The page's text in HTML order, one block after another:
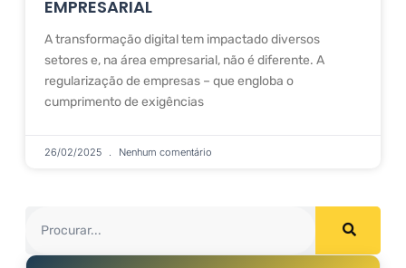
EMPRESARIAL
A transformação digital tem impactado diversos
setores e, na área empresarial, não é diferente. A
regularização de empresas – que engloba o
cumprimento de exigências
26/02/2025 Nenhum comentário